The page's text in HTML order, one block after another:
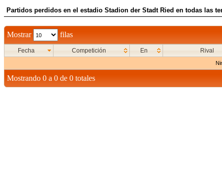
Partidos perdidos en el estadio Stadion der Stadt Ried en todas las
Mostrar filas
Fecha Competición En Rival
Mostrando 0 a 0 de 0 totales